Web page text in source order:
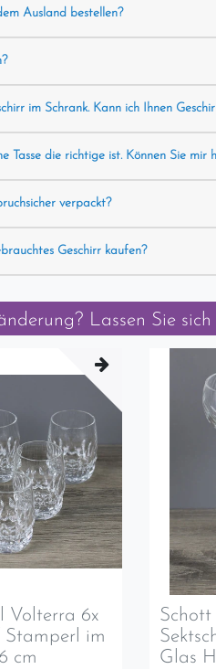
Ausland bestellen?
im Schrank. Kann ich Ihnen
Tasse die richtige ist. Können Sie mir
verpackt?
Geschirr kaufen?
Lassen Sie sich
Volterra 6x
Stamperl im
cm
Glas